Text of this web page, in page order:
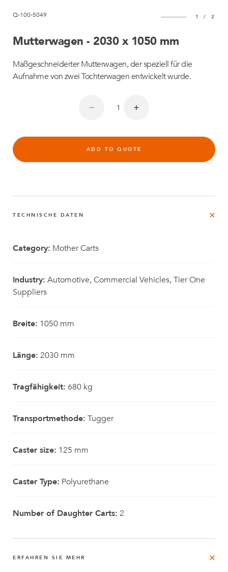
Q-100-5049 1 / 2
Mutterwagen - 2030 x 1050 mm
Maßgeschneiderter Mutterwagen, der speziell für die
Aufnahme von zwei Tochterwagen entwickelt wurde.
ADD TO QUOTE
TECHNISCHE DATEN
Category: Mother Carts
Industry: Automotive, Commercial Vehicles, Tier One
Suppliers
Breite: 1050 mm
Länge: 2030 mm
Tragfähigkeit: 680 kg
Transportmethode: Tugger
Caster size: 125 mm
Caster Type: Polyurethane
Number of Daughter Carts: 2
ERFAHREN SIE MEHR